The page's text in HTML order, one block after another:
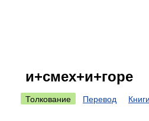
и+смех+и+горе
Толкование Перевод Книги